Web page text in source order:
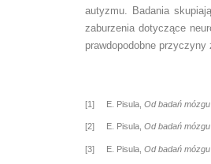
autyzmu. Badania
zaburzenia dotyczące
prawdopodobne
[1] E. Pisula, Od badań
[2] E. Pisula, Od badań
[3] E. Pisula, Od badań